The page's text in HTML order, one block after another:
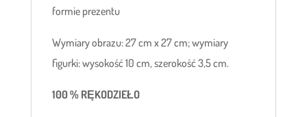
formie prezentu
Wymiary obrazu: 27 cm x 27 cm; wymiary
figurki: wysokość 10 cm, szerokość 3,5 cm.
100 % RĘKODZIEŁO